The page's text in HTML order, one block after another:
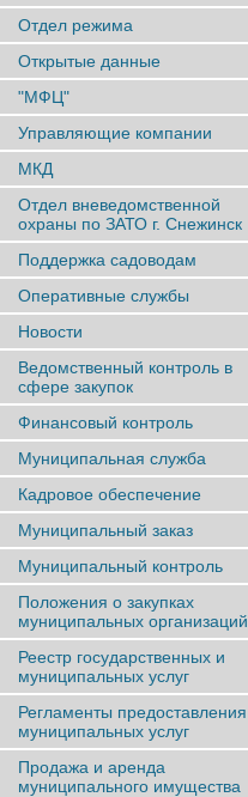
Отдел режима
Открытые данные
"МФЦ"
Управляющие компании
МКД
Отдел вневедомственной
охраны по ЗАТО г. Снежинск
Поддержка садоводам
Оперативные службы
Новости
Ведомственный контроль в
сфере закупок
Финансовый контроль
Муниципальная служба
Кадровое обеспечение
Муниципальный заказ
Муниципальный контроль
Положения о закупках
муниципальных организаций
Реестр государственных и
муниципальных услуг
Регламенты предоставления
муниципальных услуг
Продажа и аренда
муниципального имущества